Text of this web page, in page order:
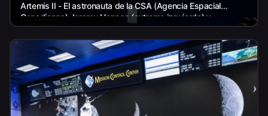
Artemis II - El astronauta de la CSA (Agencia Espacial
Canadiense) Jeremy Hansen (extremo izquierdo) y...